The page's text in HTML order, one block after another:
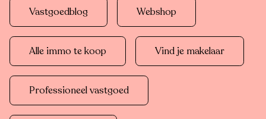
Vastgoedblog Webshop
Alle immo te koop Vind je makelaar
Professioneel vastgoed